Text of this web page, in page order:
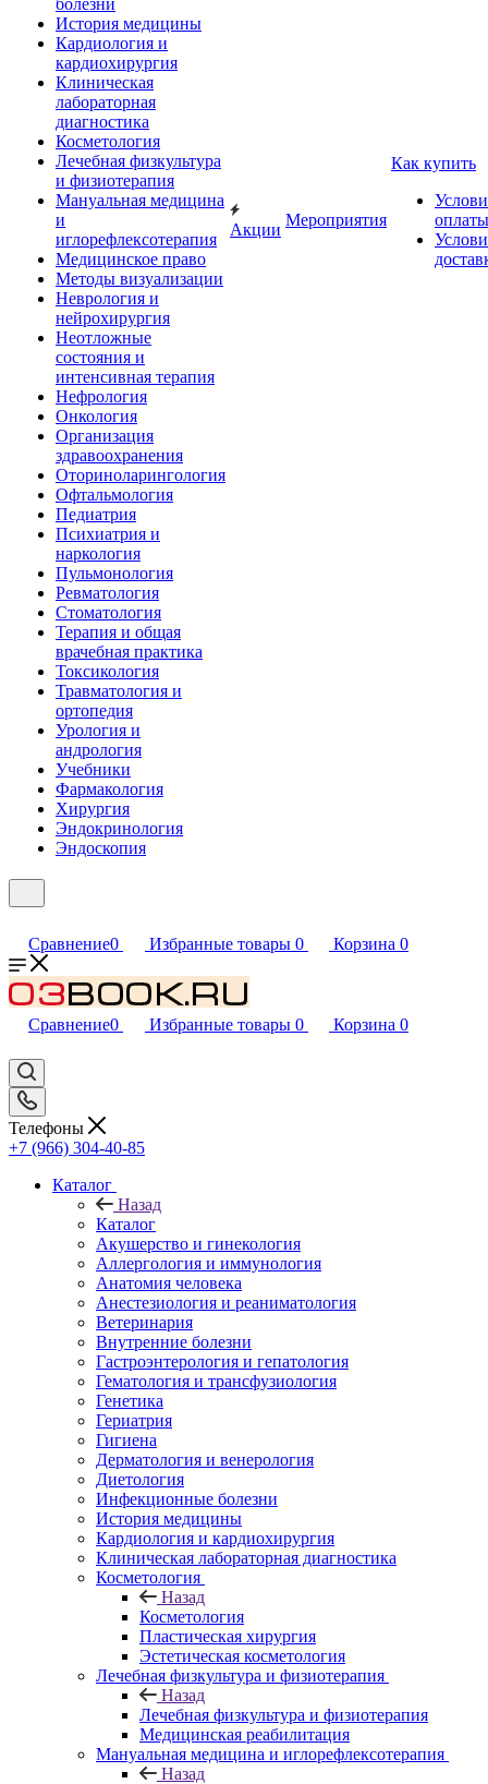
болезни
История медицины
Кардиология и
кардиохирургия
Клиническая
лабораторная
диагностика
Косметология
Лечебная физкультура
и физиотерапия
Мануальная медицина
и
иглорефлексотерапия
Медицинское право
Методы визуализации
Неврология и
нейрохирургия
Неотложные
состояния и
интенсивная терапия
Нефрология
Онкология
Организация
здравоохранения
Оториноларингология
Офтальмология
Педиатрия
Психиатрия и
наркология
Пульмонология
Ревматология
Стоматология
Терапия и общая
врачебная практика
Токсикология
Травматология и
ортопедия
Урология и
андрология
Учебники
Фармакология
Хирургия
Эндокринология
Эндоскопия
Акции
Мероприятия
Как купить
оплаты
Сравнение0 Избранные товары 0 Корзина 0
Сравнение0 Избранные товары 0 Корзина 0
Телефоны
+7 (966) 304-40-85
Каталог
Назад
Каталог
Акушерство и гинекология
Аллергология и иммунология
Анатомия человека
Анестезиология и реаниматология
Ветеринария
Внутренние болезни
Гастроэнтерология и гепатология
Гематология и трансфузиология
Генетика
Гериатрия
Гигиена
Дерматология и венерология
Диетология
Инфекционные болезни
История медицины
Кардиология и кардиохирургия
Клиническая лабораторная диагностика
Косметология
Назад
Косметология
Пластическая хирургия
Эстетическая косметология
Лечебная физкультура и физиотерапия
Назад
Лечебная физкультура и физиотерапия
Медицинская реабилитация
Мануальная медицина и иглорефлексотерапия
Назад